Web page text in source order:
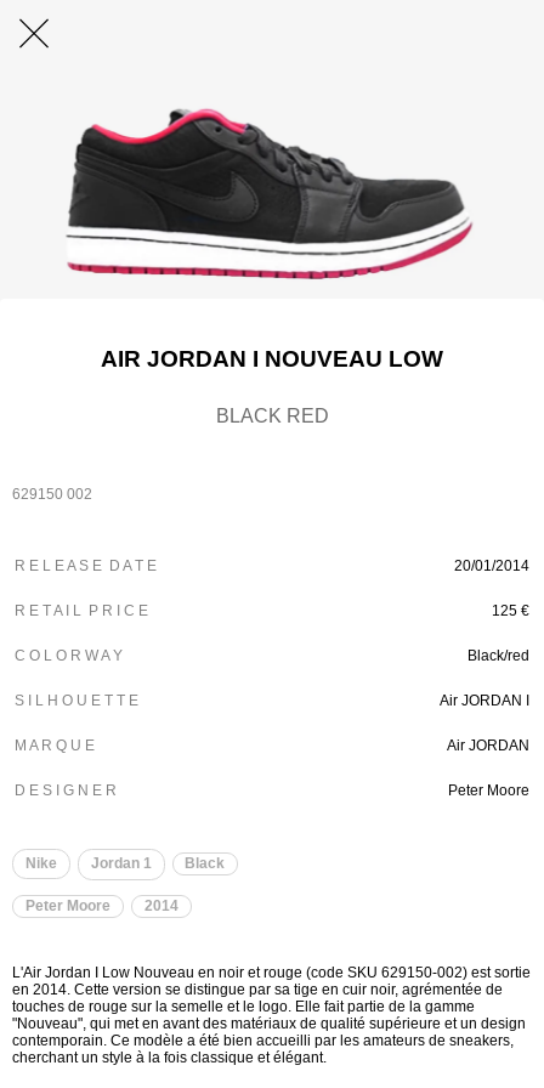
AIR JORDAN I NOUVEAU LOW
BLACK RED
629150 002
R E L E A S E D A T E 20/01/2014
R E T A I L P R I C E 125 €
C O L O R W A Y Black/red
S I L H O U E T T E Air JORDAN I
M A R Q U E Air JORDAN
D E S I G N E R Peter Moore
Nike Jordan 1 Black
Peter Moore 2014
L'Air Jordan I Low Nouveau en noir et rouge (code SKU 629150-002) est sortie
en 2014. Cette version se distingue par sa tige en cuir noir, agrémentée de
touches de rouge sur la semelle et le logo. Elle fait partie de la gamme
"Nouveau", qui met en avant des matériaux de qualité supérieure et un design
contemporain. Ce modèle a été bien accueilli par les amateurs de sneakers,
cherchant un style à la fois classique et élégant.